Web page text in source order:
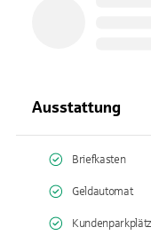
Ausstattung
Briefkasten
Geldautomat